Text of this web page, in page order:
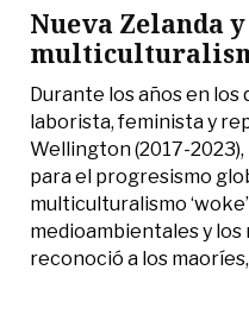
Nueva Zelanda
Durante los años en los
laborista, feminista y
Wellington (2017-
para el progresismo
multiculturalismo
medioambientales y los
reconoció a los